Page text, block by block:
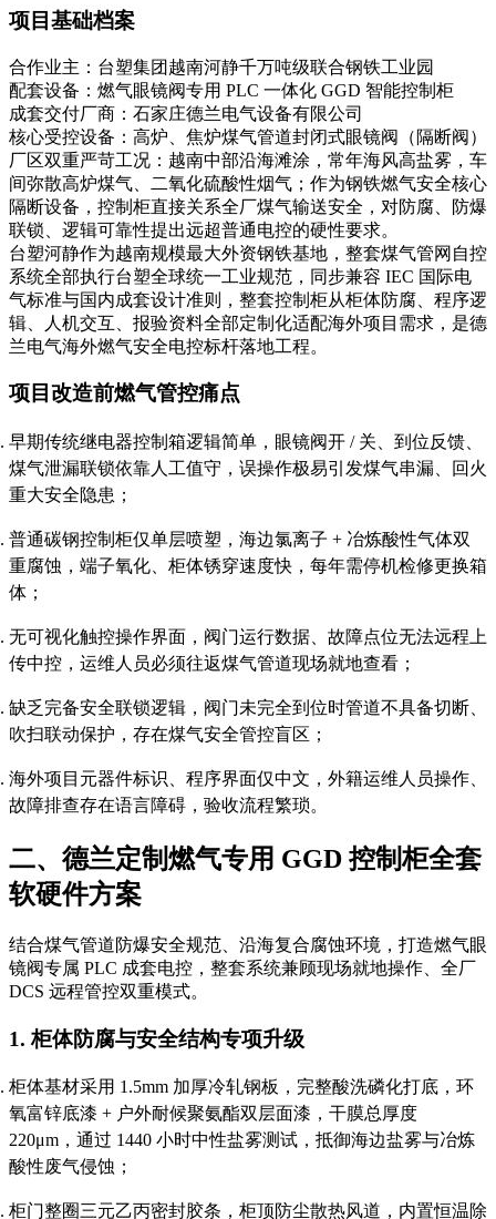
项目基础档案
合作业主：台塑集团越南河静千万吨级联合钢铁工业园
配套设备：燃气眼镜阀专用 PLC 一体化 GGD 智能控制柜
成套交付厂商：石家庄德兰电气设备有限公司
核心受控设备：高炉、焦炉煤气管道封闭式眼镜阀（隔断阀）
厂区双重严苛工况：越南中部沿海滩涂，常年海风高盐雾，车
间弥散高炉煤气、二氧化硫酸性烟气；作为钢铁燃气安全核心
隔断设备，控制柜直接关系全厂煤气输送安全，对防腐、防爆
联锁、逻辑可靠性提出远超普通电控的硬性要求。
台塑河静作为越南规模最大外资钢铁基地，整套煤气管网自控
系统全部执行台塑全球统一工业规范，同步兼容 IEC 国际电
气标准与国内成套设计准则，整套控制柜从柜体防腐、程序逻
辑、人机交互、报验资料全部定制化适配海外项目需求，是德
兰电气海外燃气安全电控标杆落地工程。
项目改造前燃气管控痛点
早期传统继电器控制箱逻辑简单，眼镜阀开 / 关、到位反馈、
煤气泄漏联锁依靠人工值守，误操作极易引发煤气串漏、回火
重大安全隐患；
普通碳钢控制柜仅单层喷塑，海边氯离子 + 冶炼酸性气体双
重腐蚀，端子氧化、柜体锈穿速度快，每年需停机检修更换箱
体；
无可视化触控操作界面，阀门运行数据、故障点位无法远程上
传中控，运维人员必须往返煤气管道现场就地查看；
缺乏完备安全联锁逻辑，阀门未完全到位时管道不具备切断、
吹扫联动保护，存在煤气安全管控盲区；
海外项目元器件标识、程序界面仅中文，外籍运维人员操作、
故障排查存在语言障碍，验收流程繁琐。
二、德兰定制燃气专用 GGD 控制柜全套
软硬件方案
结合煤气管道防爆安全规范、沿海复合腐蚀环境，打造燃气眼
镜阀专属 PLC 成套电控，整套系统兼顾现场就地操作、全厂
DCS 远程管控双重模式。
1. 柜体防腐与安全结构专项升级
柜体基材采用 1.5mm 加厚冷轧钢板，完整酸洗磷化打底，环
氧富锌底漆 + 户外耐候聚氨酯双层面漆，干膜总厚度
220μm，通过 1440 小时中性盐雾测试，抵御海边盐雾与冶炼
酸性废气侵蚀；
柜门整圈三元乙丙密封胶条，柜顶防尘散热风道，内置恒温除